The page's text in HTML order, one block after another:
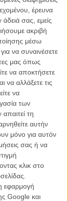
έρευνα
σας, εμείς
ακριβή
μέσω
να συναινέσετε
μας όπως
να αποκτήσετε
να αλλάξετε τις
να
των
τη
αυτήν
μόνο για αυτόν
σας ή να
κλικ στο
εφαρμογή
Google και
οι δύο τους
τα κλασικά,
ερωτικής σχέσης,
παράφορου ακόμα
την απιστία.
κάθε είδους
μέχρι
χάρη
να τους γράψει